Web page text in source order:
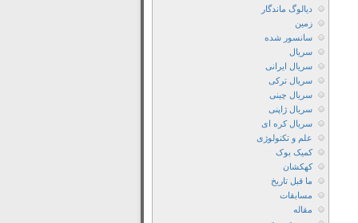
The
Forgotten
Children
2015
دانلود
زیرنویس
فارسی
فیلم
Birdboy
The
Forgotten
Children
دیالوگ ماندگار
زمین
سانسور شده
سریال
سریال ایرانی
سریال ترکی
سریال چینی
سریال ژاپنی
سریال کره ای
علم و تکنولوژی
کمیک بوک
کهکشان
ما قبل تاریخ
مسابقات
مقاله